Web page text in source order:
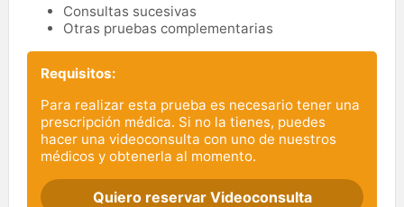
Consultas sucesivas
Otras pruebas complementarias
Requisitos:
Para realizar esta prueba es necesario tener una
prescripción médica. Si no la tienes, puedes
hacer una videoconsulta con uno de nuestros
médicos y obtenerla al momento.
Quiero reservar Videoconsulta